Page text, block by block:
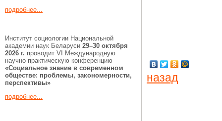
подробнее...
Институт социологии Национальной
академии наук Беларуси 29–30 октября
2026 г. проводит VI Международную
научно-практическую конференцию
«Социальное знание в современном
обществе: проблемы, закономерности,
перспективы»
подробнее...
назад